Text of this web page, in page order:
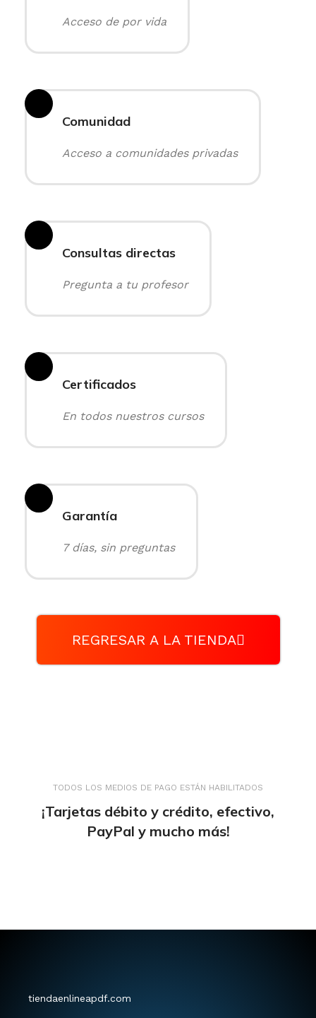
Acceso de por vida
Comunidad
Acceso a comunidades privadas
Consultas directas
Pregunta a tu profesor
Certificados
En todos nuestros cursos
Garantía
7 días, sin preguntas
REGRESAR A LA TIENDA
TODOS LOS MEDIOS DE PAGO ESTÁN HABILITADOS
¡Tarjetas débito y crédito, efectivo,
PayPal y mucho más!
tiendaenlineapdf.com